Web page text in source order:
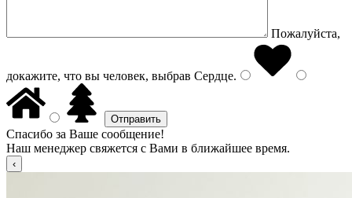
Пожалуйста,
докажите, что вы человек, выбрав Сердце.
Спасибо за Ваше сообщение!
Наш менеджер свяжется с Вами в ближайшее время.